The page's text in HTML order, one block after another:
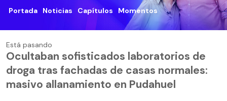
Portada Noticias Capítulos Momentos
Está pasando
Ocultaban sofisticados laboratorios de
droga tras fachadas de casas normales:
masivo allanamiento en Pudahuel